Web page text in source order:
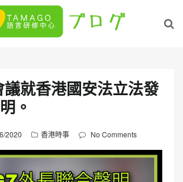
議就香港國安法立法發
。
2020 香港時事 No Comments